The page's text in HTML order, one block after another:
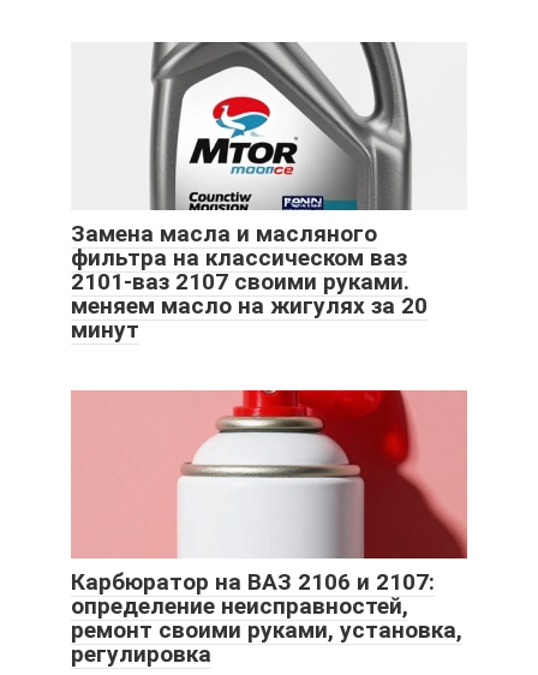
Замена масла и масляного
фильтра на классическом ваз
2101-ваз 2107 своими руками.
меняем масло на жигулях за 20
минут
Карбюратор на ВАЗ 2106 и 2107:
определение неисправностей,
ремонт своими руками, установка,
регулировка